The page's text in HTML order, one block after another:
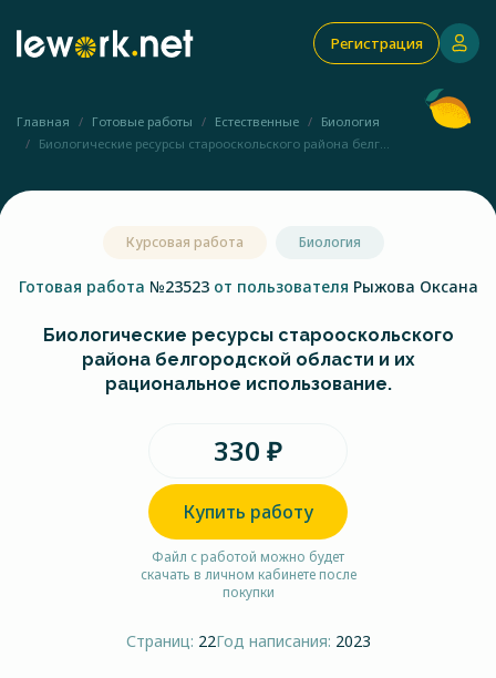
Регистрация
Главная Готовые работы Естественные
Биология
Биологические ресурсы старооскольского района белг...
Курсовая работа Биология
Готовая работа №23523 от пользователя Рыжова Оксана
Биологические ресурсы старооскольского
района белгородской области и их
рациональное использование.
330 ₽
Купить работу
Файл с работой можно будет
скачать в личном кабинете после
покупки
Страниц: 22Год написания: 2023